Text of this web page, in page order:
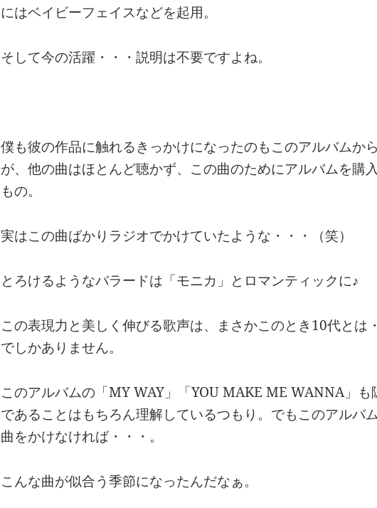
にはベイビーフェイスなどを起用。
そして今の活躍・・・説明は不要ですよね。
僕も彼の作品に触れるきっかけになったのもこのアルバムか
が、他の曲はほとんど聴かず、この曲のためにアルバムを購
もの。
実はこの曲ばかりラジオでかけていたような・・・（笑）
とろけるようなバラードは「モニカ」とロマンティックに♪
この表現力と美しく伸びる歌声は、まさかこのとき10代とは
でしかありません。
このアルバムの「MY WAY」「YOU MAKE ME WANNA」も
であることはもちろん理解しているつもり。でもこのアルバ
曲をかけなければ・・・。
こんな曲が似合う季節になったんだなぁ。